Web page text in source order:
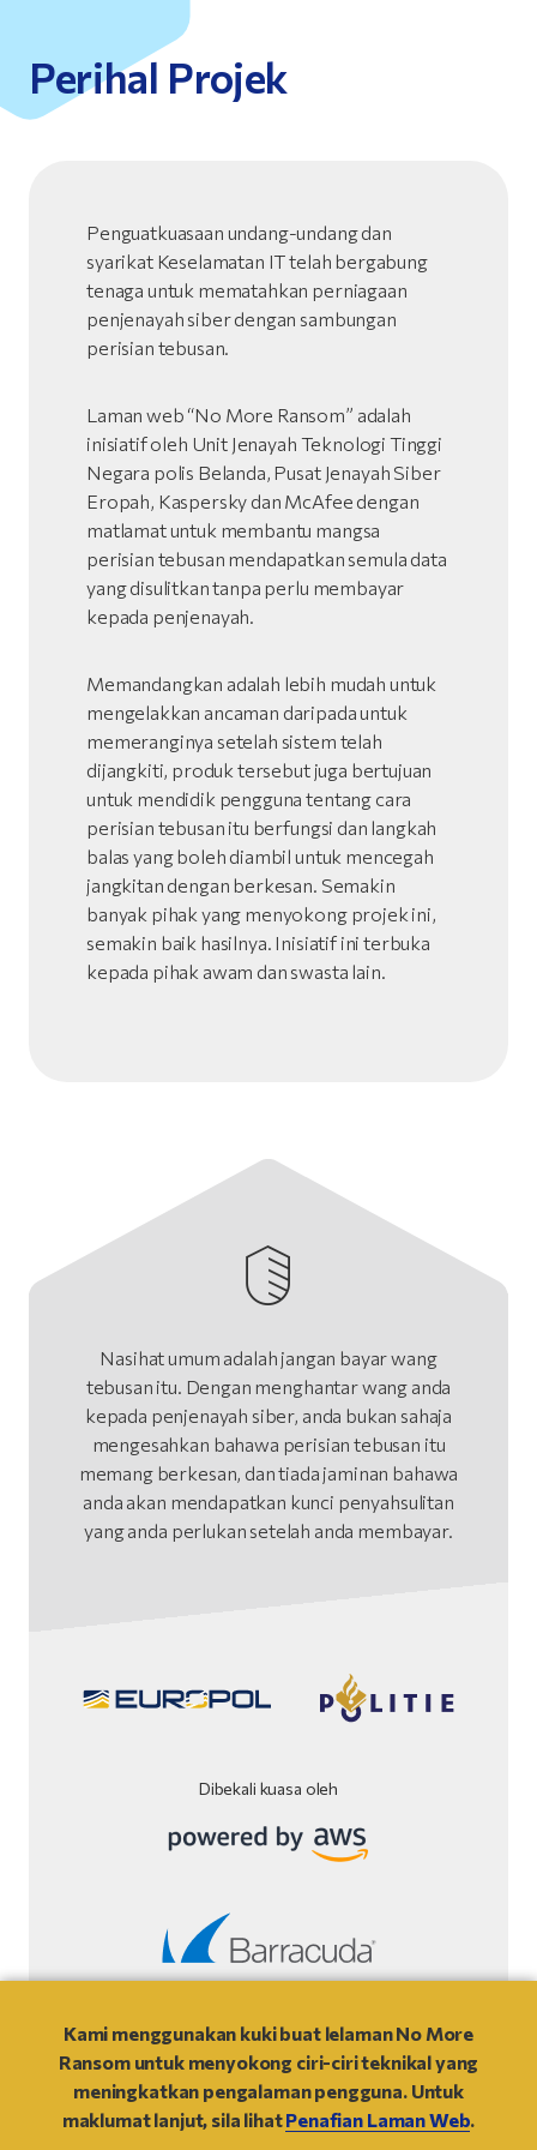
Perihal Projek
Penguatkuasaan undang-undang dan
syarikat Keselamatan IT telah bergabung
tenaga untuk mematahkan perniagaan
penjenayah siber dengan sambungan
perisian tebusan.
Laman web “No More Ransom” adalah
inisiatif oleh Unit Jenayah Teknologi Tinggi
Negara polis Belanda, Pusat Jenayah Siber
Eropah, Kaspersky dan McAfee dengan
matlamat untuk membantu mangsa
perisian tebusan mendapatkan semula data
yang disulitkan tanpa perlu membayar
kepada penjenayah.
Memandangkan adalah lebih mudah untuk
mengelakkan ancaman daripada untuk
memeranginya setelah sistem telah
dijangkiti, produk tersebut juga bertujuan
untuk mendidik pengguna tentang cara
perisian tebusan itu berfungsi dan langkah
balas yang boleh diambil untuk mencegah
jangkitan dengan berkesan. Semakin
banyak pihak yang menyokong projek ini,
semakin baik hasilnya. Inisiatif ini terbuka
kepada pihak awam dan swasta lain.
Nasihat umum adalah jangan bayar wang
tebusan itu. Dengan menghantar wang anda
kepada penjenayah siber, anda bukan sahaja
mengesahkan bahawa perisian tebusan itu
memang berkesan, dan tiada jaminan bahawa
anda akan mendapatkan kunci penyahsulitan
yang anda perlukan setelah anda membayar.
Dibekali kuasa oleh
© 2021- NO MORE RANSOM
Kami menggunakan kuki buat lelaman No More
Ransom untuk menyokong ciri-ciri teknikal yang
meningkatkan pengalaman pengguna. Untuk
maklumat lanjut, sila lihatPenafian Laman Web.